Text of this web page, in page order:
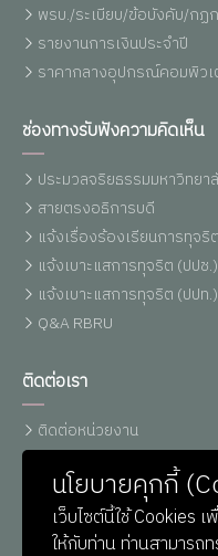
พรบ./ระเบียบ/ข้อบังคับ/กฏ
รายงานการเงินประจำปี
ราคากลางอุปกรณ์คอมพิว
ช่องทางรับฟังความคิดเห็น
ประมวลจริยธรรมมหาวิทยา
สายตรงอธิการบดี
แจ้งเรื่องร้องเรียนการทุจ
แจ้งเบาะแสการทุจริต (ปปช.)
แจ้งเบาะแสการทุจริต (ปปท.)
Q&A RBRU
ติดต่อเรา
ติดต่อหน่วยงาน
แผนที่รำไพฯ
ติดต่อ ม.รำไพพรรณี (Line)
ติดต่อ IT-Support
นโยบายคุกกี้
เว็บไซต์นี้ใช้ Cookies
ให้กับท่าน ท่านสามารถ